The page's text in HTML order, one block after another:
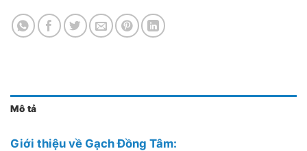
Mô tả
Giới thiệu về Gạch Đồng Tâm: